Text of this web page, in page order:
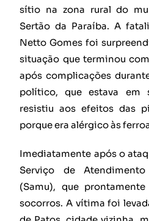
sítio na zona rural do
Sertão da Paraíba. A
Netto Gomes foi
situação que terminou
após complicações
político, que estava em
resistiu aos efeitos das
porque era alérgico às
Imediatamente após o
Serviço de
(Samu), que
socorros. A vítima foi